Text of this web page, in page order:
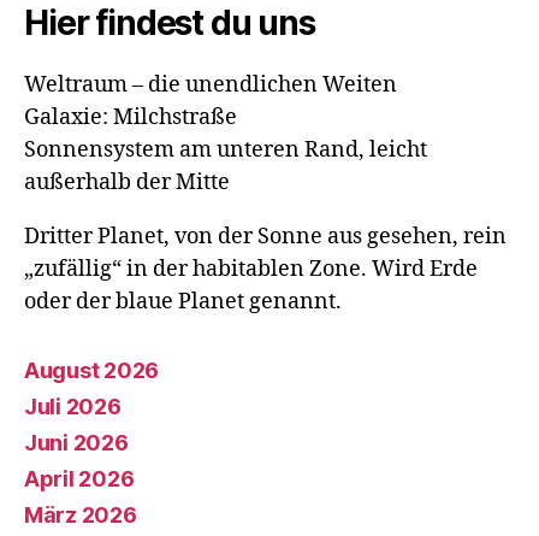
Hier findest du uns
Weltraum – die unendlichen Weiten
Galaxie: Milchstraße
Sonnensystem am unteren Rand, leicht
außerhalb der Mitte
Dritter Planet, von der Sonne aus gesehen, rein
„zufällig“ in der habitablen Zone. Wird Erde
oder der blaue Planet genannt.
August 2026
Juli 2026
Juni 2026
April 2026
März 2026